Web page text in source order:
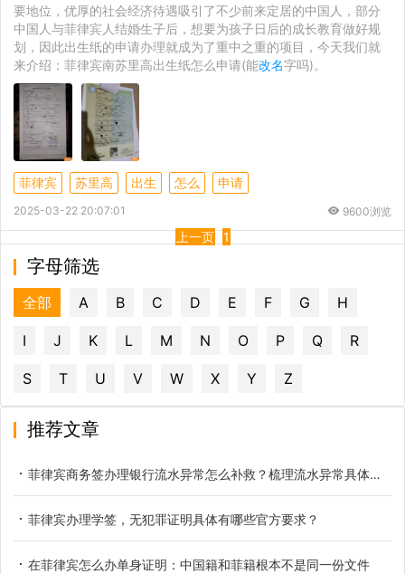
要地位，优厚的社会经济待遇吸引了不少前来定居的中国人，部分
中国人与菲律宾人结婚生子后，想要为孩子日后的成长教育做好规
划，因此出生纸的申请办理就成为了重中之重的项目，今天我们就
来介绍：菲律宾南苏里高出生纸怎么申请(能改名字吗)。
菲律宾 苏里高 出生 怎么 申请
2025-03-22 20:07:01 9600浏览
上一页 1
字母筛选
全部 A B C D E F G H
I J K L M N O P Q R
S T U V W X Y Z
推荐文章
菲律宾商务签办理银行流水异常怎么补救？梳理流水异常具体类型
菲律宾办理学签，无犯罪证明具体有哪些官方要求？
在菲律宾怎么办单身证明：中国籍和菲籍根本不是同一份文件